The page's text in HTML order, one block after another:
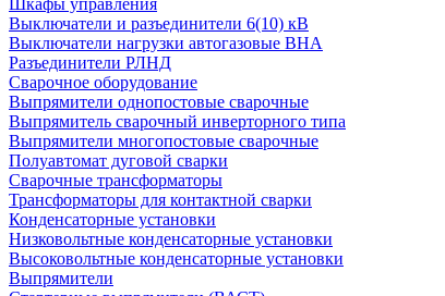
Шкафы управления
Выключатели и разъединители 6(10) кВ
Выключатели нагрузки автогазовые ВНА
Разъединители РЛНД
Сварочное оборудование
Выпрямители однопостовые сварочные
Выпрямитель сварочный инверторного типа
Выпрямители многопостовые сварочные
Полуавтомат дуговой сварки
Сварочные трансформаторы
Трансформаторы для контактной сварки
Конденсаторные установки
Низковольтные конденсаторные установки
Высоковольтные конденсаторные установки
Выпрямители